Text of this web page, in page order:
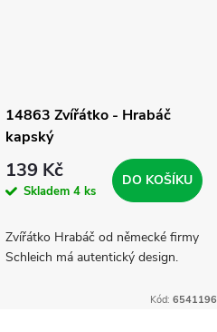
14863 Zvířátko - Hrabáč
kapský
139 Kč
Skladem 4 ks
DO KOŠÍKU
Zvířátko Hrabáč od německé firmy
Schleich má autentický design.
Kód:6541196